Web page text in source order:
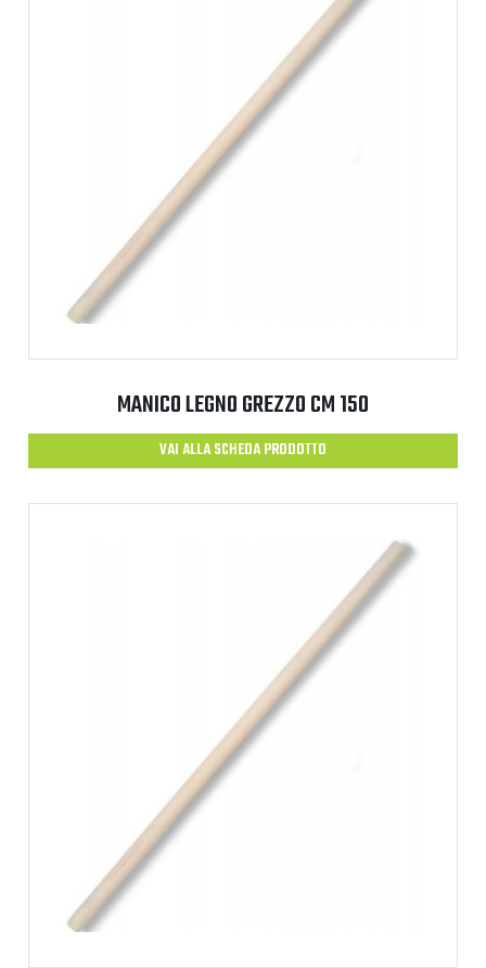
MANICO LEGNO GREZZO CM 150
VAI ALLA SCHEDA PRODOTTO